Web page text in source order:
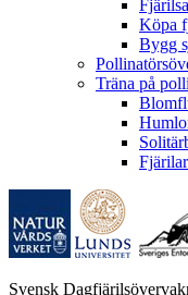
Köpa
Bygg
Träna på
Fjärilar
Svensk